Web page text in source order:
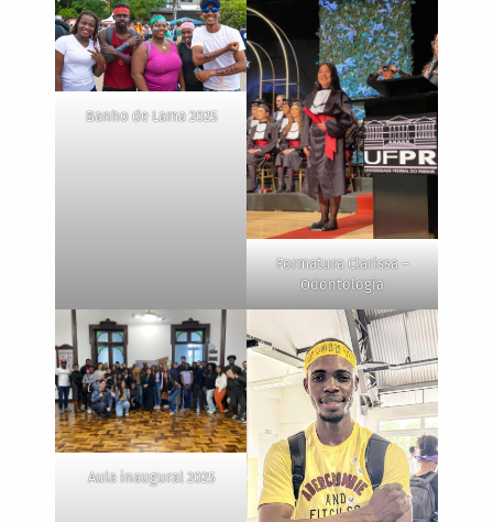
Banho de Lama 2025
Formatura Clarissa –
Odontologia
Aula inaugural 2025